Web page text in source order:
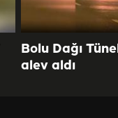
Bolu Dağı
alev aldı